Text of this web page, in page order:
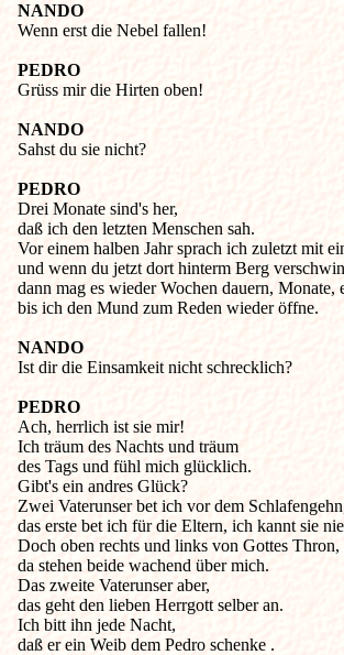
NANDO
Wenn erst die Nebel fallen!
PEDRO
Grüss mir die Hirten oben!
NANDO
Sahst du sie nicht?
PEDRO
Drei Monate sind's her,
daß ich den letzten Menschen sah.
Vor einem halben Jahr sprach ich zuletzt mit
und wenn du jetzt dort hinterm Berg
dann mag es wieder Wochen dauern, Monate,
bis ich den Mund zum Reden wieder öffne.
NANDO
Ist dir die Einsamkeit nicht schrecklich?
PEDRO
Ach, herrlich ist sie mir!
Ich träum des Nachts und träum
des Tags und fühl mich glücklich.
Gibt's ein andres Glück?
Zwei Vaterunser bet ich vor dem
das erste bet ich für die Eltern, ich kannt sie
Doch oben rechts und links von Gottes Thron,
da stehen beide wachend über mich.
Das zweite Vaterunser aber,
das geht den lieben Herrgott selber an.
Ich bitt ihn jede Nacht,
daß er ein Weib dem Pedro schenke .